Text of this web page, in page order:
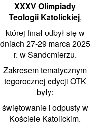
XXXV Olimpiady
Teologii Katolickiej,
której finał odbył się w
dniach 27-29 marca 2025
r. w Sandomierzu.
Zakresem tematycznym
tegorocznej edycji OTK
były:
świętowanie i odpusty w
Kościele Katolickim.